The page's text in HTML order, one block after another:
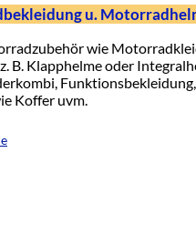
u.
wie
B. Klapphelme oder
Koffer uvm.